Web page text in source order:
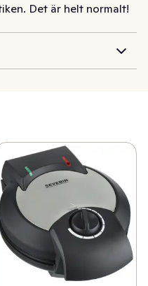
Det är helt normalt!